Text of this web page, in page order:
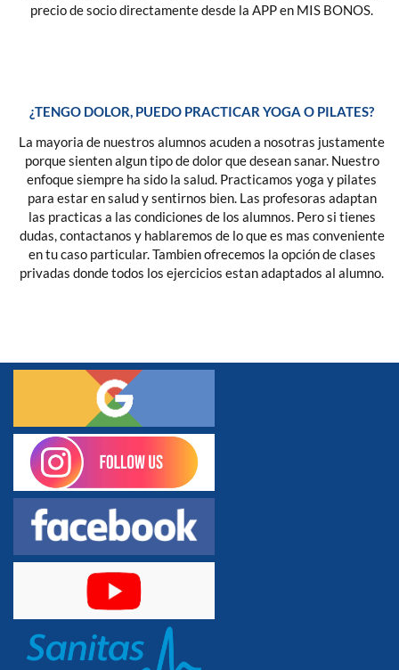
precio de socio directamente desde la APP en MIS BONOS.
¿TENGO DOLOR, PUEDO PRACTICAR YOGA O PILATES?
La mayoria de nuestros alumnos acuden a nosotras justamente
porque sienten algun tipo de dolor que desean sanar. Nuestro
enfoque siempre ha sido la salud. Practicamos yoga y pilates
para estar en salud y sentirnos bien. Las profesoras adaptan
las practicas a las condiciones de los alumnos. Pero si tienes
dudas, contactanos y hablaremos de lo que es mas conveniente
en tu caso particular. Tambien ofrecemos la opción de clases
privadas donde todos los ejercicios estan adaptados al alumno.